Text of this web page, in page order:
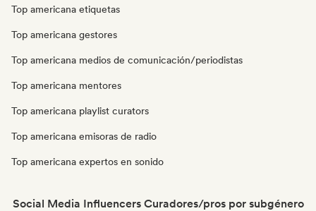
Top americana etiquetas
Top americana gestores
Top americana medios de comunicación/periodistas
Top americana mentores
Top americana playlist curators
Top americana emisoras de radio
Top americana expertos en sonido
Social Media Influencers Curadores/pros por subgénero